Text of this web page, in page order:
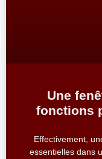
Une
fonctions
Effectivement,
essentielles dans